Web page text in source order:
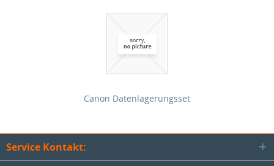
Canon Datenlagerungsset
Service Kontakt: